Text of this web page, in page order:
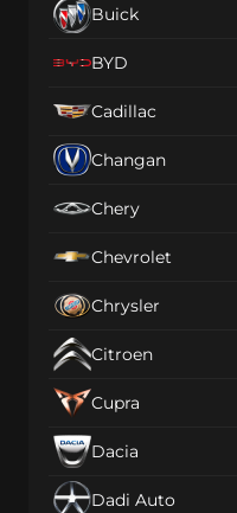
Buick
BYD
Cadillac
Changan
Chery
Chevrolet
Chrysler
Citroen
Cupra
Dacia
Dadi Auto